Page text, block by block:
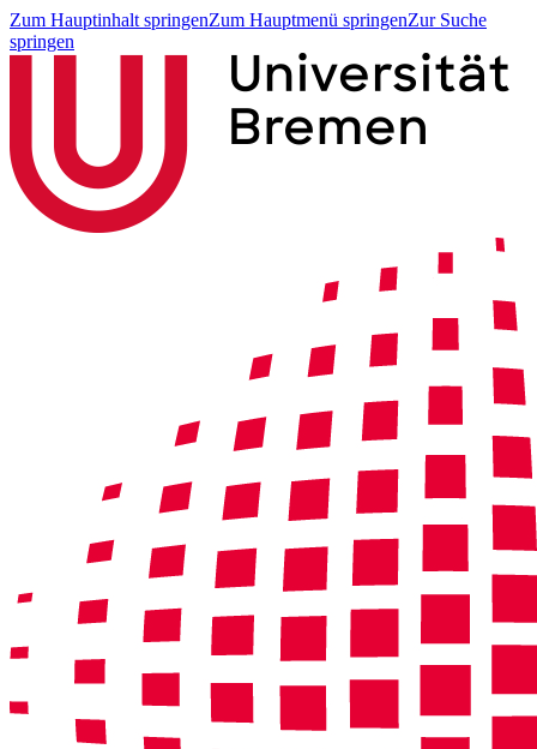
Zum Hauptinhalt springenZum Hauptmenü springenZur Suche
springen